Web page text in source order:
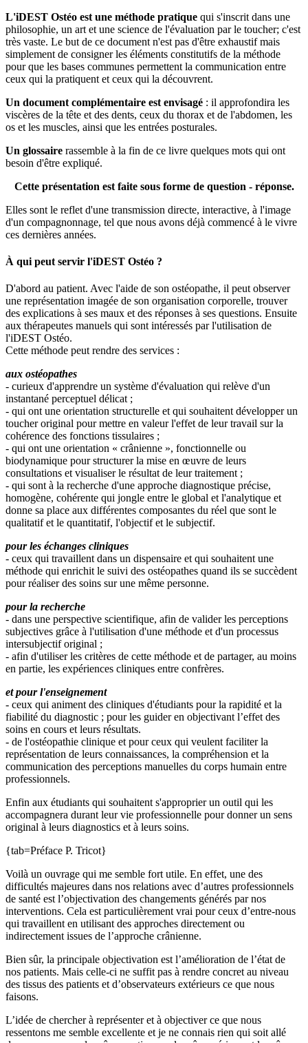
L'iDEST Ostéo est une méthode pratique qui s'inscrit dans une
philosophie, un art et une science de l'évaluation par le toucher; c'est
très vaste. Le but de ce document n'est pas d'être exhaustif mais
simplement de consigner les éléments constitutifs de la méthode
pour que les bases communes permettent la communication entre
ceux qui la pratiquent et ceux qui la découvrent.
Un document complémentaire est envisagé : il approfondira les
viscères de la tête et des dents, ceux du thorax et de l'abdomen, les
os et les muscles, ainsi que les entrées posturales.
Un glossaire rassemble à la fin de ce livre quelques mots qui ont
besoin d'être expliqué.
Cette présentation est faite sous forme de question - réponse.
Elles sont le reflet d'une transmission directe, interactive, à l'image
d'un compagnonnage, tel que nous avons déjà commencé à le vivre
ces dernières années.
À qui peut servir l'iDEST Ostéo ?
D'abord au patient. Avec l'aide de son ostéopathe, il peut observer
une représentation imagée de son organisation corporelle, trouver
des explications à ses maux et des réponses à ses questions. Ensuite
aux thérapeutes manuels qui sont intéressés par l'utilisation de
l'iDEST Ostéo.
Cette méthode peut rendre des services :
aux ostéopathes
- curieux d'apprendre un système d'évaluation qui relève d'un
instantané perceptuel délicat ;
- qui ont une orientation structurelle et qui souhaitent développer un
toucher original pour mettre en valeur l'effet de leur travail sur la
cohérence des fonctions tissulaires ;
- qui ont une orientation « crânienne », fonctionnelle ou
biodynamique pour structurer la mise en œuvre de leurs
consultations et visualiser le résultat de leur traitement ;
- qui sont à la recherche d'une approche diagnostique précise,
homogène, cohérente qui jongle entre le global et l'analytique et
donne sa place aux différentes composantes du réel que sont le
qualitatif et le quantitatif, l'objectif et le subjectif.
pour les échanges cliniques
- ceux qui travaillent dans un dispensaire et qui souhaitent une
méthode qui enrichit le suivi des ostéopathes quand ils se succèdent
pour réaliser des soins sur une même personne.
pour la recherche
- dans une perspective scientifique, afin de valider les perceptions
subjectives grâce à l'utilisation d'une méthode et d'un processus
intersubjectif original ;
- afin d'utiliser les critères de cette méthode et de partager, au moins
en partie, les expériences cliniques entre confrères.
et pour l'enseignement
- ceux qui animent des cliniques d'étudiants pour la rapidité et la
fiabilité du diagnostic ; pour les guider en objectivant l’effet des
soins en cours et leurs résultats.
- de l'ostéopathie clinique et pour ceux qui veulent faciliter la
représentation de leurs connaissances, la compréhension et la
communication des perceptions manuelles du corps humain entre
professionnels.
Enfin aux étudiants qui souhaitent s'approprier un outil qui les
accompagnera durant leur vie professionnelle pour donner un sens
original à leurs diagnostics et à leurs soins.
{tab=Préface P. Tricot}
Voilà un ouvrage qui me semble fort utile. En effet, une des
difficultés majeures dans nos relations avec d’autres professionnels
de santé est l’objectivation des changements générés par nos
interventions. Cela est particulièrement vrai pour ceux d’entre-nous
qui travaillent en utilisant des approches directement ou
indirectement issues de l’approche crânienne.
Bien sûr, la principale objectivation est l’amélioration de l’état de
nos patients. Mais celle-ci ne suffit pas à rendre concret au niveau
des tissus des patients et d’observateurs extérieurs ce que nous
faisons.
L’idée de chercher à représenter et à objectiver ce que nous
ressentons me semble excellente et je ne connais rien qui soit allé